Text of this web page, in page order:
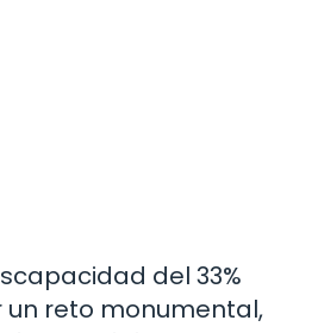
del 33%
reto monumental,